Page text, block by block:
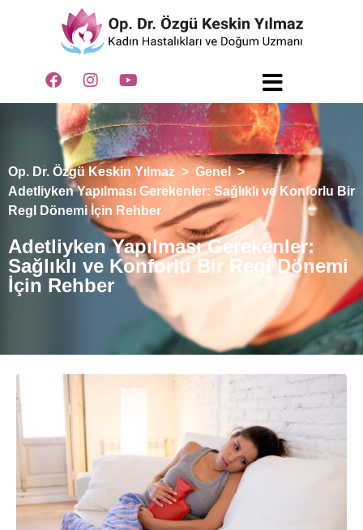
Op. Dr. Özgü Keskin Yılmaz > Genel>
Adetliyken Yapılması Gerekenler: Sağlıklı ve Konforlu Bir
Regl Dönemi İçin Rehber
Adetliyken Yapılması Gerekenler:
Sağlıklı ve Konforlu Bir Regl Dönemi
İçin Rehber